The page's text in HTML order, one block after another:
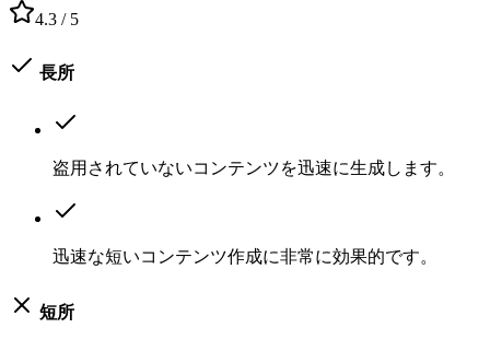
4.3 / 5
長所
盗用されていないコンテンツを迅速に生成します。
迅速な短いコンテンツ作成に非常に効果的です。
短所